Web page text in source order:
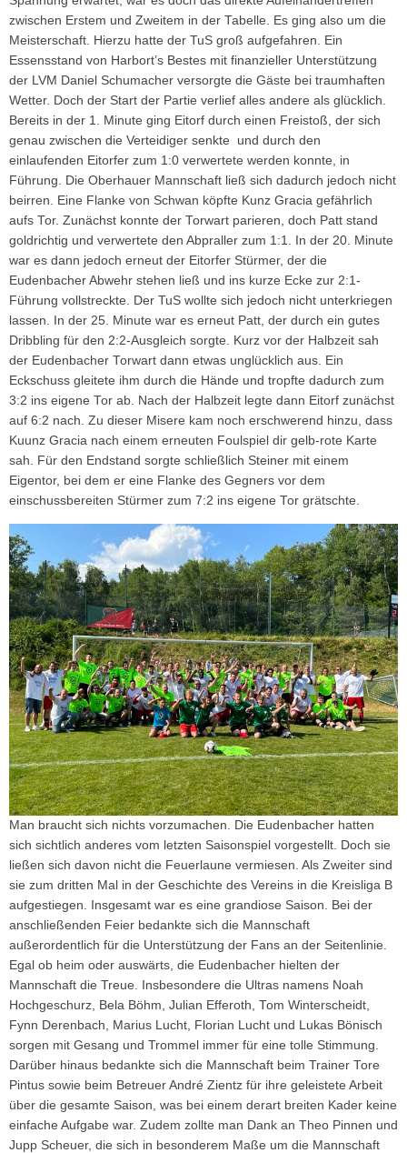
zwischen Erstem und Zweitem in der Tabelle. Es ging also um die
Meisterschaft. Hierzu hatte der TuS groß aufgefahren. Ein
Essensstand von Harbort’s Bestes mit finanzieller Unterstützung
der LVM Daniel Schumacher versorgte die Gäste bei traumhaften
Wetter. Doch der Start der Partie verlief alles andere als glücklich.
Bereits in der 1. Minute ging Eitorf durch einen Freistoß, der sich
genau zwischen die Verteidiger senkte und durch den
einlaufenden Eitorfer zum 1:0 verwertete werden konnte, in
Führung. Die Oberhauer Mannschaft ließ sich dadurch jedoch nicht
beirren. Eine Flanke von Schwan köpfte Kunz Gracia gefährlich
aufs Tor. Zunächst konnte der Torwart parieren, doch Patt stand
goldrichtig und verwertete den Abpraller zum 1:1. In der 20. Minute
war es dann jedoch erneut der Eitorfer Stürmer, der die
Eudenbacher Abwehr stehen ließ und ins kurze Ecke zur 2:1-
Führung vollstreckte. Der TuS wollte sich jedoch nicht unterkriegen
lassen. In der 25. Minute war es erneut Patt, der durch ein gutes
Dribbling für den 2:2-Ausgleich sorgte. Kurz vor der Halbzeit sah
der Eudenbacher Torwart dann etwas unglücklich aus. Ein
Eckschuss gleitete ihm durch die Hände und tropfte dadurch zum
3:2 ins eigene Tor ab. Nach der Halbzeit legte dann Eitorf zunächst
auf 6:2 nach. Zu dieser Misere kam noch erschwerend hinzu, dass
Kuunz Gracia nach einem erneuten Foulspiel dir gelb-rote Karte
sah. Für den Endstand sorgte schließlich Steiner mit einem
Eigentor, bei dem er eine Flanke des Gegners vor dem
einschussbereiten Stürmer zum 7:2 ins eigene Tor grätschte.
Man braucht sich nichts vorzumachen. Die Eudenbacher hatten
sich sichtlich anderes vom letzten Saisonspiel vorgestellt. Doch sie
ließen sich davon nicht die Feuerlaune vermiesen. Als Zweiter sind
sie zum dritten Mal in der Geschichte des Vereins in die Kreisliga B
aufgestiegen. Insgesamt war es eine grandiose Saison. Bei der
anschließenden Feier bedankte sich die Mannschaft
außerordentlich für die Unterstützung der Fans an der Seitenlinie.
Egal ob heim oder auswärts, die Eudenbacher hielten der
Mannschaft die Treue. Insbesondere die Ultras namens Noah
Hochgeschurz, Bela Böhm, Julian Efferoth, Tom Winterscheidt,
Fynn Derenbach, Marius Lucht, Florian Lucht und Lukas Bönisch
sorgen mit Gesang und Trommel immer für eine tolle Stimmung.
Darüber hinaus bedankte sich die Mannschaft beim Trainer Tore
Pintus sowie beim Betreuer André Zientz für ihre geleistete Arbeit
über die gesamte Saison, was bei einem derart breiten Kader keine
einfache Aufgabe war. Zudem zollte man Dank an Theo Pinnen und
Jupp Scheuer, die sich in besonderem Maße um die Mannschaft